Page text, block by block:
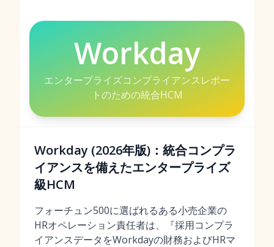
Workday
エンタープライズコンプライアンスレポー
トのための統合HCM
Workday (2026年版)：統合コンプラ
イアンスを備えたエンタープライズ
級HCM
フォーチュン500に選ばれるある小売企業の
HRオペレーション責任者は、『採用コンプラ
イアンスデータをWorkdayの財務およびHRマ